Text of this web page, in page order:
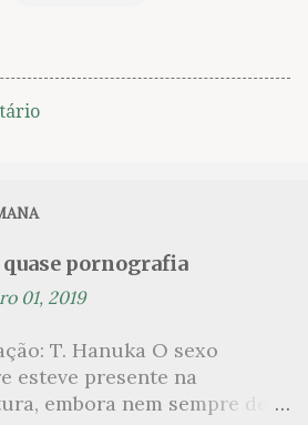
quase pornografia
01, 2019
T. Hanuka O sexo
esteve presente na
embora nem sempre de